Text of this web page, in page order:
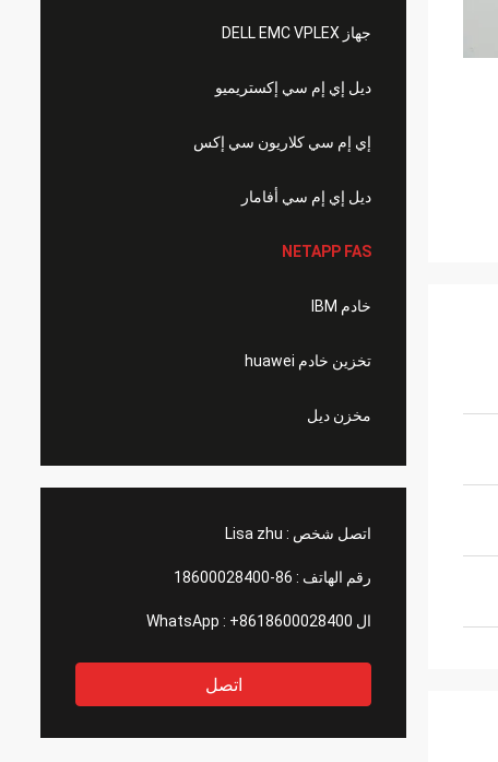
جهاز DELL EMC VPLEX
ديل إي إم سي إكستريميو
إي إم سي كلاريون سي إكس
ديل إي إم سي أفامار
NETAPP FAS
خادم IBM
تخزين خادم huawei
مخزن ديل
اتصل شخص : Lisa zhu
رقم الهاتف : 86-18600028400
ال WhatsApp : +8618600028400
اتصل